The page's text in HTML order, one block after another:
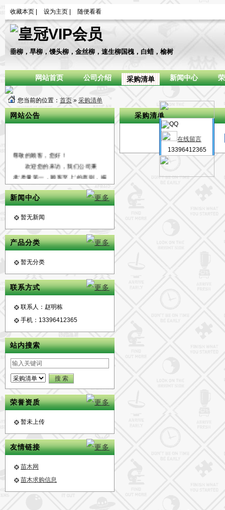
收藏本页 设为主页 随便看看
垂柳，旱柳，馒头柳，金丝柳，速生柳国槐，白蜡，榆树
网站首页 公司介绍 采购清单 新闻中心
您当前的位置： 首页 » 采购清单
网站公告
尊敬的顾客，您好！
欢迎您的来访，我们公司秉
承‘质量第一，顾客至上’的原则，竭
诚为国内外广大客户朋友提供优质
的服务，希望通过我们的真诚与努
力能够成为您长期的合作伙伴，共
创辉煌！
新闻中心
暂无新闻
产品分类
暂无分类
联系方式
联系人：赵明栋
手机：13396412365
站内搜索
荣誉资质
暂未上传
友情链接
苗木网
苗木求购信息
采购清单
在线留言
13396412365